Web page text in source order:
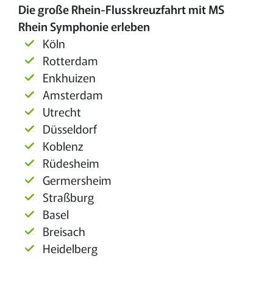
Die große Rhein-Flusskreuzfahrt mit MS
Rhein Symphonie erleben
Köln
Rotterdam
Enkhuizen
Amsterdam
Utrecht
Düsseldorf
Koblenz
Rüdesheim
Germersheim
Straßburg
Basel
Breisach
Heidelberg